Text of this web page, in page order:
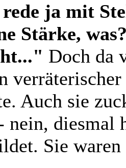
ja mit
Stärke,
Doch da
Auch sie
nein, diesmal
Sie